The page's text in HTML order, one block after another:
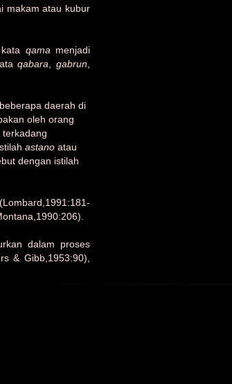
makam atau kubur
qama menjadi
qabara ,gabrun
daerah di
oleh orang
terkadang
astano atau
dengan istilah
dalam proses
& Gibb,1953:90),